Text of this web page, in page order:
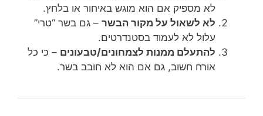
לא מספיק אם הוא מוגש באיחור או בלחץ.
לא לשאול על מקור הבשר – גם בשר “טרי”
עלול לא לעמוד בסטנדרטים.
להתעלם ממנות לצמחונים/טבעונים – כי כל
אורח חשוב, גם אם הוא לא חובב בשר.